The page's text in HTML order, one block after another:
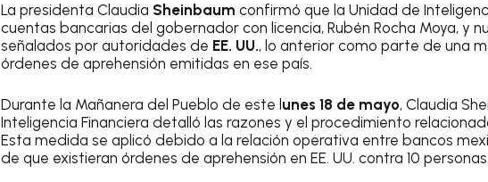
La presidenta Claudia Sheinbaum confirmó que la Unidad de
cuentas bancarias del gobernador con licencia, Rubén Rocha Moya, y
señalados por autoridades de EE. UU., lo anterior como parte de una
órdenes de aprehensión emitidas en ese país.
Durante la Mañanera del Pueblo de este lunes 18 de mayo, Claudia
Inteligencia Financiera detalló las razones y el procedimiento
Esta medida se aplicó debido a la relación operativa entre bancos
de que existieran órdenes de aprehensión en EE. UU. contra 10 personas.